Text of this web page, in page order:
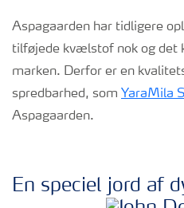
Aspagaarden har tidligere
tilføjede kvælstof nok og det
marken. Derfor er en
spredbarhed, som YaraMila
Aspagaarden.
En speciel jord af